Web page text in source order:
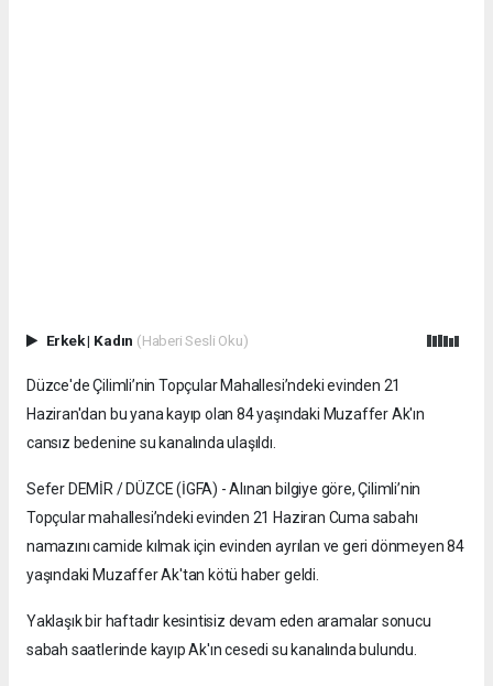
Erkek| Kadın (Haberi Sesli Oku)
Düzce'de Çilimli’nin Topçular Mahallesi’ndeki evinden 21
Haziran'dan bu yana kayıp olan 84 yaşındaki Muzaffer Ak'ın
cansız bedenine su kanalında ulaşıldı.
Sefer DEMİR / DÜZCE (İGFA) - Alınan bilgiye göre, Çilimli’nin
Topçular mahallesi’ndeki evinden 21 Haziran Cuma sabahı
namazını camide kılmak için evinden ayrılan ve geri dönmeyen 84
yaşındaki Muzaffer Ak'tan kötü haber geldi.
Yaklaşık bir haftadır kesintisiz devam eden aramalar sonucu
sabah saatlerinde kayıp Ak'ın cesedi su kanalında bulundu.